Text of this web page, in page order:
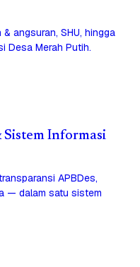
angsuran, SHU, hingga
Desa Merah Putih.
Sistem Informasi
APBDes,
— dalam satu sistem